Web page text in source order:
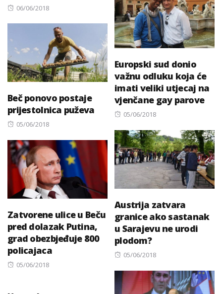
Posted
06/06/2018
Europski sud donio
važnu odluku koja će
imati veliki utjecaj na
vjenčane gay parove
Posted
05/06/2018
Beč ponovo postaje
prijestolnica puževa
Posted
05/06/2018
Austrija zatvara
granice ako sastanak
u Sarajevu ne urodi
plodom?
Posted
05/06/2018
Zatvorene ulice u Beču
pred dolazak Putina,
grad obezbjeđuje 800
policajaca
Posted
05/06/2018